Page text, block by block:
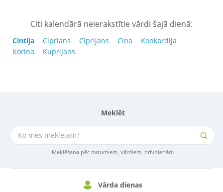
Meklēt
Meklēšana pēc datumiem, vārdiem, brīvdienām
Vārda dienas
Citi kalendārā neierakstītie vārdi šajā dienā:
Cintija Ciprians Ciprijans Cina
Konkordija
Korina
Kuprijans